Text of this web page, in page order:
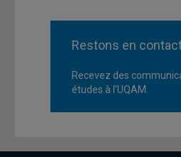
Restons en
Recevez des
études à l'UQAM.